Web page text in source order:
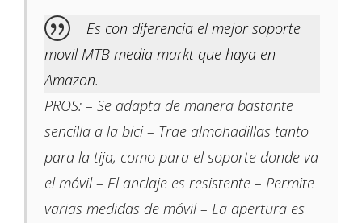
Es con diferencia el mejor soporte
movil MTB media markt que haya en
Amazon.
PROS: – Se adapta de manera bastante
sencilla a la bici – Trae almohadillas tanto
para la tija, como para el soporte donde va
el móvil – El anclaje es resistente – Permite
varias medidas de móvil – La apertura es